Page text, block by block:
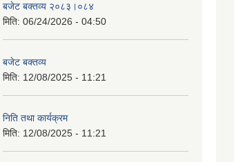
बजेट बक्तव्य २०८३।०८४
मिति: 06/24/2026 - 04:50
बजेट बक्तव्य
मिति: 12/08/2025 - 11:21
निति तथा कार्यक्रम
मिति: 12/08/2025 - 11:21